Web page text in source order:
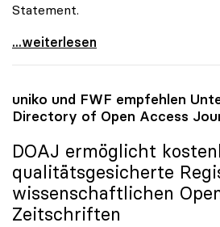
Statement.
uniko-Kritik an „Fleckerlteppich\"
...weiterlesen
uniko und FWF empfehlen
Directory of Open Access
DOAJ ermöglicht
qualitätsgesicherte
wissenschaftlichen
Zeitschriften